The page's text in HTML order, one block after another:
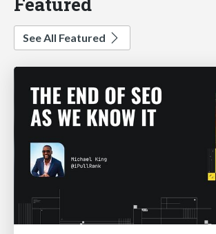
See All Featured